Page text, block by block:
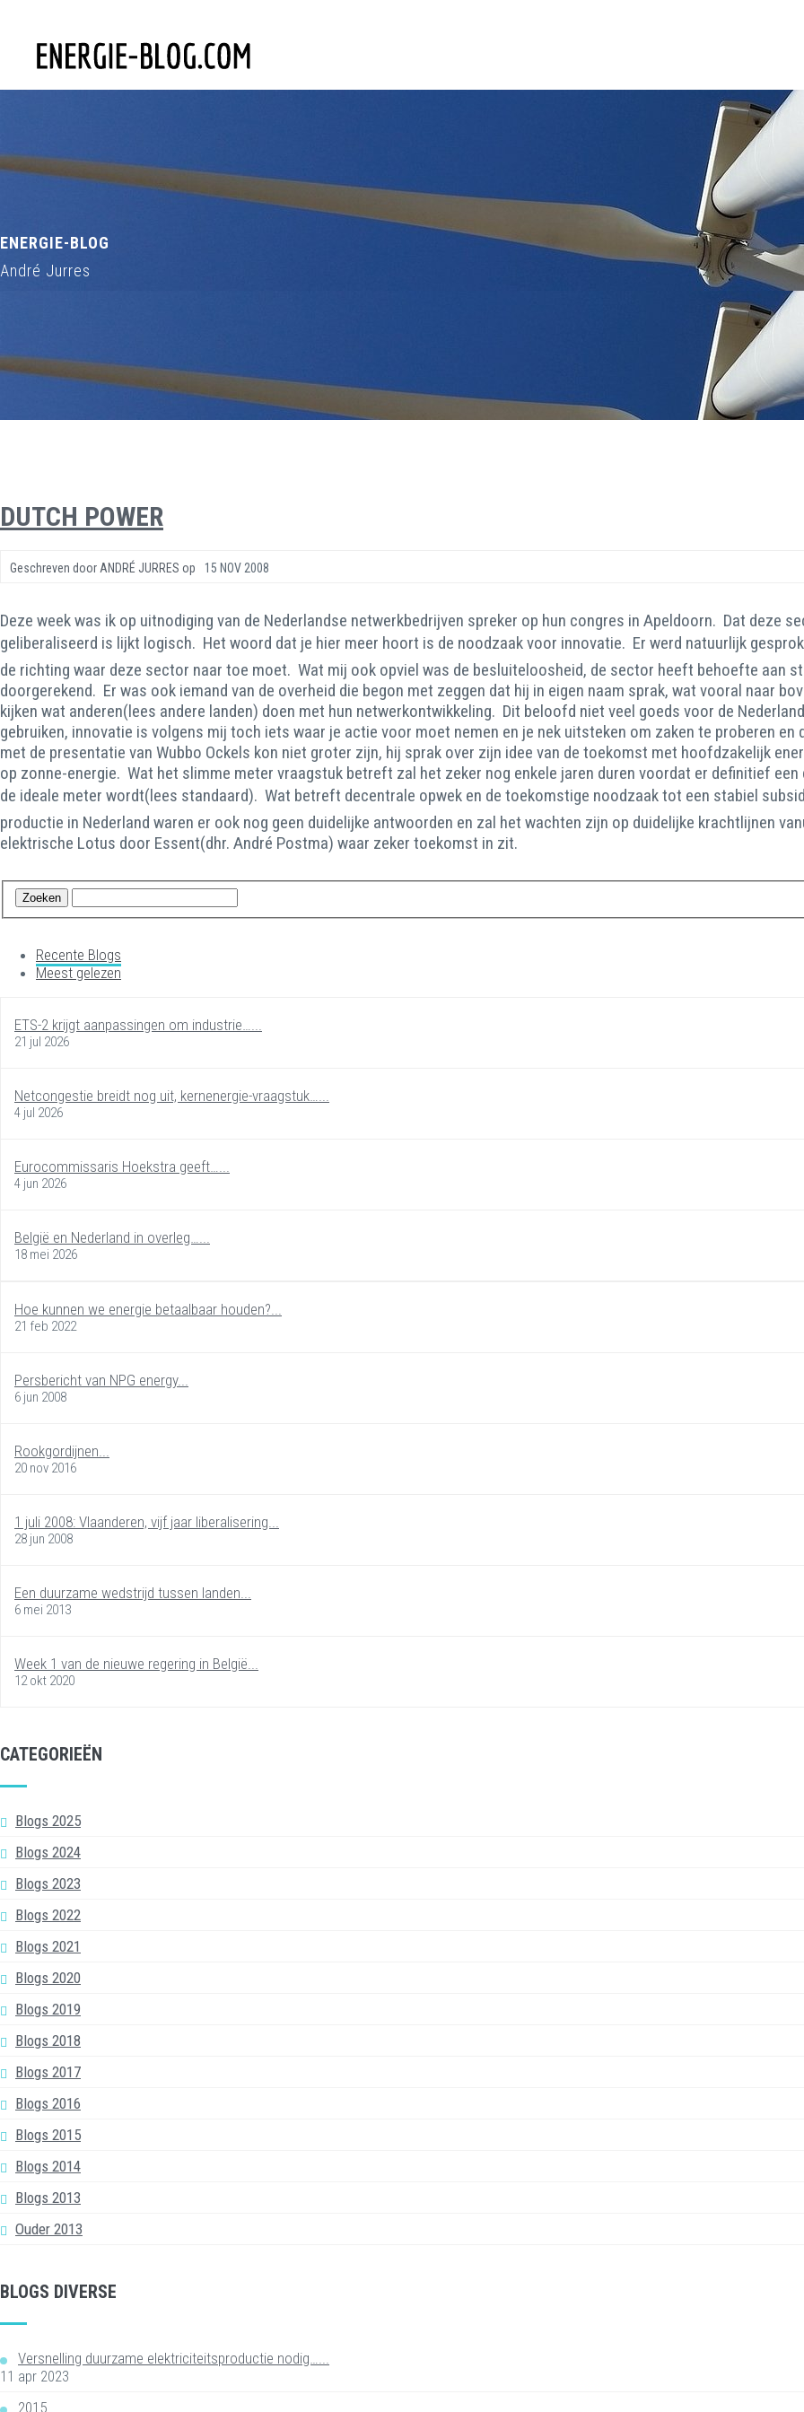
ENERGIE-BLOG
André Jurres
DUTCH POWER
Geschreven door ANDRÉ JURRES op 15 NOV 2008
Deze week was ik op uitnodiging van de Nederlandse netwerkbedrijven spreker op hun congres in Apeldoorn. Dat deze
geliberaliseerd is lijkt logisch. Het woord dat je hier meer hoort is de noodzaak voor innovatie. Er werd natuurlijk
de richting waar deze sector naar toe moet. Wat mij ook opviel was de besluiteloosheid, de sector heeft behoefte aan
doorgerekend. Er was ook iemand van de overheid die begon met zeggen dat hij in eigen naam sprak, wat vooral naar
kijken wat anderen(lees andere landen) doen met hun netwerkontwikkeling. Dit beloofd niet veel goeds voor de
gebruiken, innovatie is volgens mij toch iets waar je actie voor moet nemen en je nek uitsteken om zaken te proberen
met de presentatie van Wubbo Ockels kon niet groter zijn, hij sprak over zijn idee van de toekomst met hoofdzakelijk
op zonne-energie. Wat het slimme meter vraagstuk betreft zal het zeker nog enkele jaren duren voordat er definitief
de ideale meter wordt(lees standaard). Wat betreft decentrale opwek en de toekomstige noodzaak tot een stabiel
productie in Nederland waren er ook nog geen duidelijke antwoorden en zal het wachten zijn op duidelijke krachtlijnen
elektrische Lotus door Essent(dhr. André Postma) waar zeker toekomst in zit.
Recente Blogs
Meest gelezen
ETS-2 krijgt aanpassingen om industrie…...
21 jul 2026
Netcongestie breidt nog uit, kernenergie-vraagstuk…...
4 jul 2026
Eurocommissaris Hoekstra geeft…...
4 jun 2026
België en Nederland in overleg…...
18 mei 2026
Hoe kunnen we energie betaalbaar houden?...
21 feb 2022
Persbericht van NPG energy...
6 jun 2008
Rookgordijnen...
20 nov 2016
1 juli 2008: Vlaanderen, vijf jaar liberalisering...
28 jun 2008
Een duurzame wedstrijd tussen landen...
6 mei 2013
Week 1 van de nieuwe regering in België...
12 okt 2020
CATEGORIEËN
Blogs 2025
Blogs 2024
Blogs 2023
Blogs 2022
Blogs 2021
Blogs 2020
Blogs 2019
Blogs 2018
Blogs 2017
Blogs 2016
Blogs 2015
Blogs 2014
Blogs 2013
Ouder 2013
BLOGS DIVERSE
Versnelling duurzame elektriciteitsproductie nodig…...
11 apr 2023
2015...